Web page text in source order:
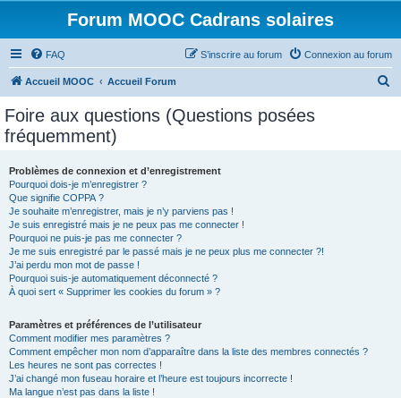
Forum MOOC Cadrans solaires
FAQ Connexion au forum
S’inscrire au forum
Accueil MOOC Accueil Forum
Foire aux questions (Questions posées
fréquemment)
Problèmes de connexion et d’enregistrement
Pourquoi dois-je m’enregistrer ?
Que signifie COPPA ?
Je souhaite m’enregistrer, mais je n’y parviens pas !
Je suis enregistré mais je ne peux pas me connecter !
Pourquoi ne puis-je pas me connecter ?
Je me suis enregistré par le passé mais je ne peux plus me connecter ?!
J’ai perdu mon mot de passe !
Pourquoi suis-je automatiquement déconnecté ?
À quoi sert « Supprimer les cookies du forum » ?
Paramètres et préférences de l’utilisateur
Comment modifier mes paramètres ?
Comment empêcher mon nom d’apparaître dans la liste des membres connectés ?
Les heures ne sont pas correctes !
J’ai changé mon fuseau horaire et l’heure est toujours incorrecte !
Ma langue n’est pas dans la liste !